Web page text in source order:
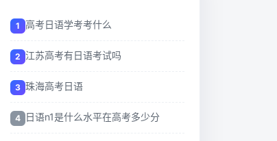
高考日语学考考什么
江苏高考有日语考试吗
珠海高考日语
日语n1是什么水平在高考多少分